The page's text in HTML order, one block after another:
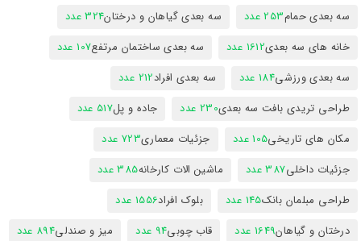
سه بعدی حمام253 عدد سه بعدی گیاهان و درختان324 عدد
خانه های سه بعدی1612 عدد سه بعدی ساختمان مرتفع107 عدد
سه بعدی ورزشی184 عدد سه بعدی افراد212 عدد
طراحی تریدی بافت سه بعدی230 عدد جاده و پل517 عدد
مکان های تاریخی105 عدد جزئیات معماری723 عدد
جزئیات داخلی387 عدد ماشین الات کارخانه385 عدد
طراحی مبلمان بانک145 عدد بلوک افراد1556 عدد
درختان و گیاهان1649 عدد قاب چوبی94 عدد میز و صندلی894 عدد